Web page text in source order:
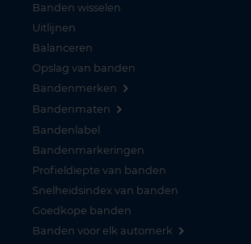
Banden wisselen
Uitlijnen
Balanceren
Opslag van banden
Bandenmerken
Bandenmaten
Bandenlabel
Bandenmarkeringen
Profieldiepte van banden
Snelheidsindex van banden
Goedkope banden
Banden voor elk automerk